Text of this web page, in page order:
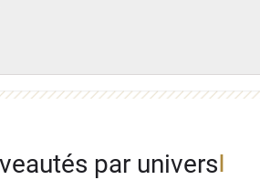
par univers